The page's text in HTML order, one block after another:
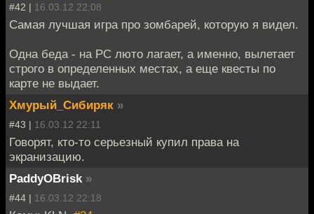
#42 | 16.03.12 22:08
Самая лучшая игра про зомбарей, которую я видел.
Одна беда - на PC люто лагает, а именно, вылетает
строго в определенных местах, а еще квесты по
карте не выдает.
Хмурый_Сибиряк »
#43 | 16.03.12 22:11
Говорят, кто-то серьезный купил права на
экранизацию.
PaddyOBrisk »
#44 | 16.03.12 22:18